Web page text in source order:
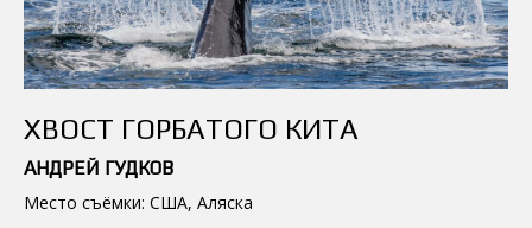
ХВОСТ ГОРБАТОГО КИТА
АНДРЕЙ ГУДКОВ
Место съёмки: США, Аляска